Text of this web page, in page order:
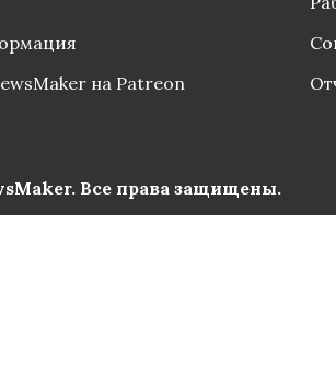
на Patreon
Все права защищены.